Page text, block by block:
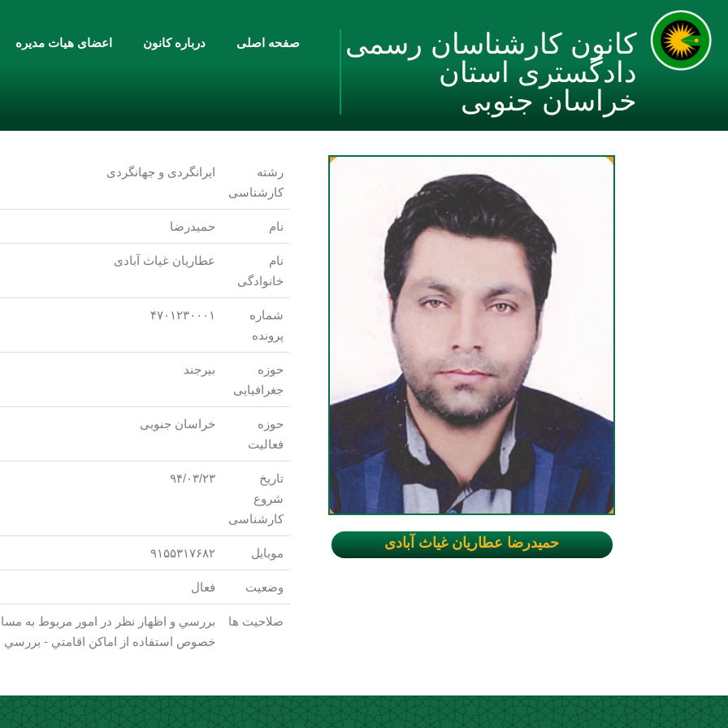
کانون کارشناسان رسمی
دادگستری استان
خراسان جنوبی
صفحه اصلی درباره کانون اعضای هیات مدیره
حمیدرضا عطاریان غیاث آبادی
رشته
کارشناسی
ایرانگردی و جهانگردی
نام حمیدرضا
نام
خانوادگی
عطاریان غیاث آبادی
شماره
پرونده
۴۷۰۱۲۳۰۰۰۱
حوزه
جغرافیایی
بیرجند
حوزه
فعالیت
خراسان جنوبی
تاریخ
شروع
کارشناسی
۹۴/۰۳/۲۳
موبایل ۹۱۵۵۳۱۷۶۸۲
وضعیت فعال
صلاحیت ها
بررسي و اظهار نظر در امور مربوط به
خصوص استفاده از اماكن اقامتي - بررسي